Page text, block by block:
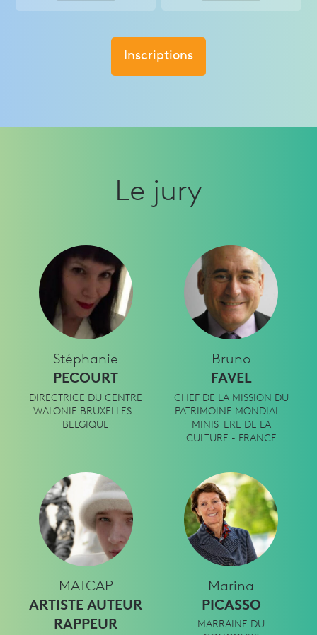
Inscriptions
Le jury
Stéphanie
PECOURT
DIRECTRICE DU CENTRE
WALONIE BRUXELLES -
BELGIQUE
Bruno
FAVEL
CHEF DE LA MISSION DU
PATRIMOINE MONDIAL -
MINISTERE DE LA
CULTURE - FRANCE
MATCAP
ARTISTE AUTEUR
RAPPEUR
Marina
PICASSO
MARRAINE DU